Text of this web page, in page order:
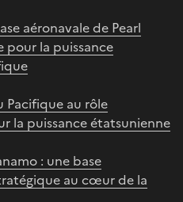
aéronavale de Pearl
pour la puissance
Pacifique au rôle
la puissance étatsunienne
: une base
au cœur de la